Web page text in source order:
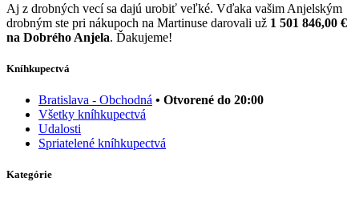
Aj z drobných vecí sa dajú urobiť veľké. Vďaka vašim Anjelským
drobným ste pri nákupoch na Martinuse darovali už 1 501 846,00 €
na Dobrého Anjela. Ďakujeme!
Kníhkupectvá
Bratislava - Obchodná • Otvorené do 20:00
Všetky kníhkupectvá
Udalosti
Spriatelené kníhkupectvá
Kategórie